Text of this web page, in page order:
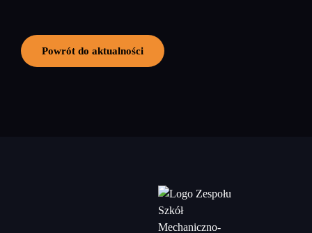
Powrót do aktualności